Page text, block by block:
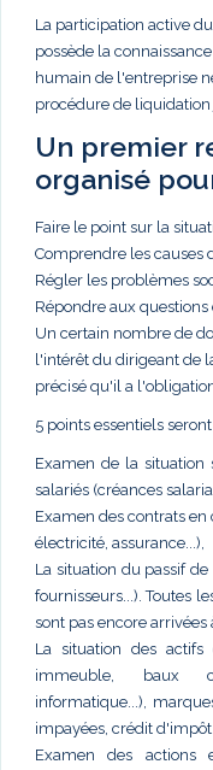
La participation active
possède la
humain de l'entreprise
procédure de liquidation
Un premier
organisé
Faire le point sur la
Comprendre les causes
Régler les problèmes
Répondre aux questions
Un certain nombre de
l'intérêt du dirigeant de
précisé qu'il a
5 points essentiels
Examen de la situation
salariés (créances
Examen des contrats
électricité, assurance...),
La situation du passif
fournisseurs...). Toutes
sont pas encore
La situation des
immeuble, baux
informatique...),
impayées, crédit
Examen des actions